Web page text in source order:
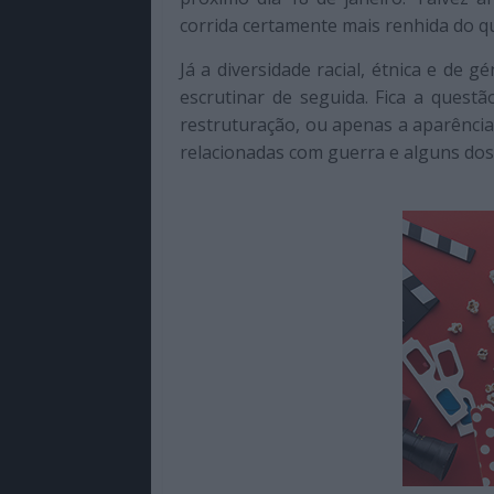
corrida certamente mais renhida do
Já a diversidade racial, étnica e de
escrutinar de seguida. Fica a
restruturação, ou apenas a
relacionadas com guerra e alguns